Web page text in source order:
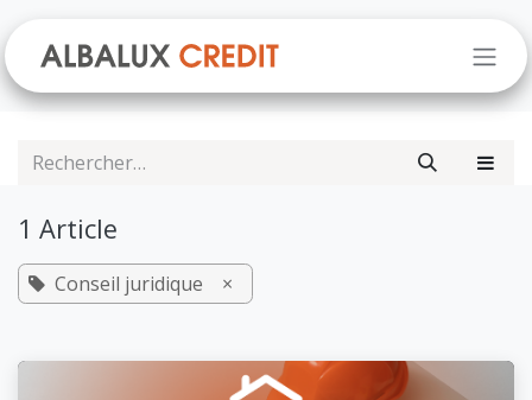
1 Article
Conseil juridique ×